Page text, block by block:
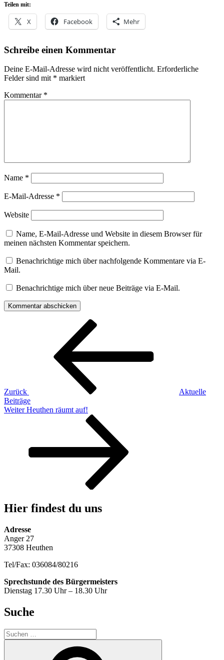
Teilen mit:
X Facebook Mehr
Schreibe einen Kommentar
Deine E-Mail-Adresse wird nicht veröffentlicht. Erforderliche
Felder sind mit * markiert
Kommentar *
Name *
E-Mail-Adresse *
Website
Name, E-Mail-Adresse und Website in diesem Browser für
meinen nächsten Kommentar speichern.
Benachrichtige mich über nachfolgende Kommentare via E-
Mail.
Benachrichtige mich über neue Beiträge via E-Mail.
Beitragsnavigation
Zurück
Aktuelle
Beiträge
Nächster
Weiter Heuthen räumt auf!
Hier findest du uns
Adresse
Anger 27
37308 Heuthen
Tel/Fax: 036084/80216
Sprechstunde des Bürgermeisters
Dienstag 17.30 Uhr – 18.30 Uhr
Suche
Suche
nach: